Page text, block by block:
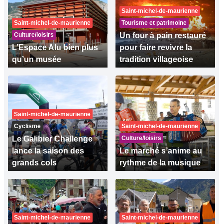
Saint-michel-de-maurienne
Culture/loisirs
L’Espace Alu bien plus
qu’un musée
Saint-michel-de-maurienne
Tourisme et patrimoine
Un four à pain restauré
pour faire revivre la
tradition villageoise
Saint-michel-de-maurienne
Cyclisme
Le Galibier Challenge
lance la saison des
grands cols
Saint-michel-de-maurienne
Culture/loisirs
Le marché s’anime au
rythme de la musique
Saint-michel-de-maurienne
Saint-michel-de-maurienne